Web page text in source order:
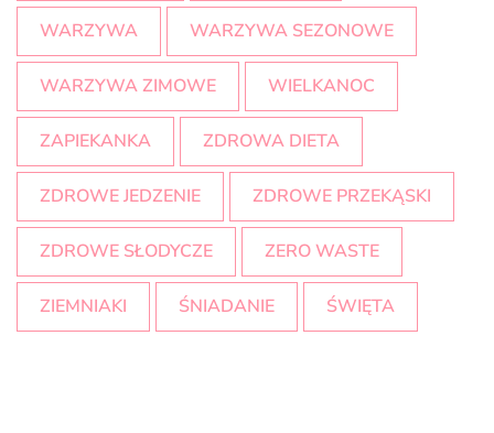
WARZYWA WARZYWA SEZONOWE
WARZYWA ZIMOWE WIELKANOC
ZAPIEKANKA ZDROWA DIETA
ZDROWE JEDZENIE ZDROWE PRZEKĄSKI
ZDROWE SŁODYCZE ZERO WASTE
ZIEMNIAKI ŚNIADANIE ŚWIĘTA